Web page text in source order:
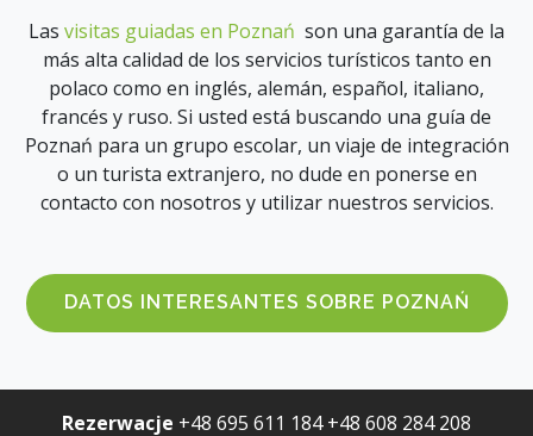
Las visitas guiadas en Poznań son una garantía de la
más alta calidad de los servicios turísticos tanto en
polaco como en inglés, alemán, español, italiano,
francés y ruso. Si usted está buscando una guía de
Poznań para un grupo escolar, un viaje de integración
o un turista extranjero, no dude en ponerse en
contacto con nosotros y utilizar nuestros servicios.
DATOS INTERESANTES SOBRE POZNAŃ
Rezerwacje +48 695 611 184 +48 608 284 208